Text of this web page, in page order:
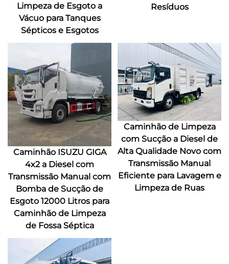
Limpeza de Esgoto a
Vácuo para Tanques
Sépticos e Esgotos
Resíduos
Caminhão ISUZU GIGA
4x2 a Diesel com
Transmissão Manual com
Bomba de Sucção de
Esgoto 12000 Litros para
Caminhão de Limpeza
de Fossa Séptica
Caminhão de Limpeza
com Sucção a Diesel de
Alta Qualidade Novo com
Transmissão Manual
Eficiente para Lavagem e
Limpeza de Ruas